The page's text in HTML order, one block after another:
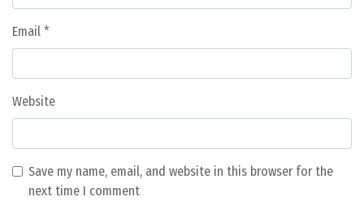
Email *
Website
Save my name, email, and website in this browser for the
next time I comment